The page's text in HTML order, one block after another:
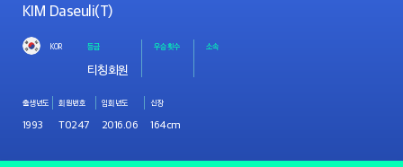
KIM Daseuli(T)
KOR 등급
티칭회원
우승횟수 소속
출생년도
1993
회원번호
T0247
입회년도
2016.06
신장
164cm